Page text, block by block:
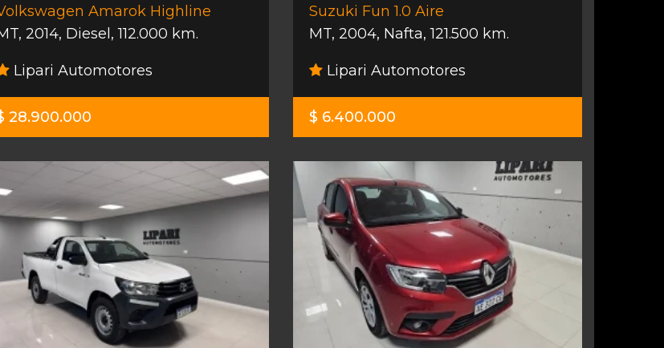
Amarok Highline
, 2014, Diesel ,112.000 km.
Lipari Automotores
28.900.000
Suzuki Fun 1.0 Aire
MT, 2004, Nafta,121.500 km.
Lipari Automotores
$ 6.400.000